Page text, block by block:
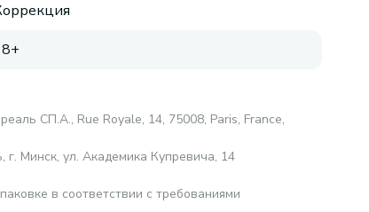
СП.А., Rue Royale, 14, 75008, Paris, France,
Минск, ул. Академика Купревича, 14
в соответствии с требованиями